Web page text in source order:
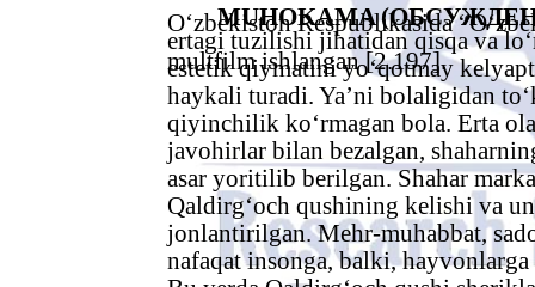
O‘zbekiston Respublikasida
multfilm ishlangan [2.197].
MUHOKAMA
ertagi tuzilishi jihatidan qisqa va
estetik qiymatini yo‘qotmay
haykali turadi. Ya’ni bolaligidan
qiyinchilik ko‘rmagan bola. Erta
javohirlar bilan bezalgan,
asar yoritilib berilgan. Shahar
Qaldirg‘och qushining kelishi va
jonlantirilgan. Mehr-muhabbat,
nafaqat insonga, balki,